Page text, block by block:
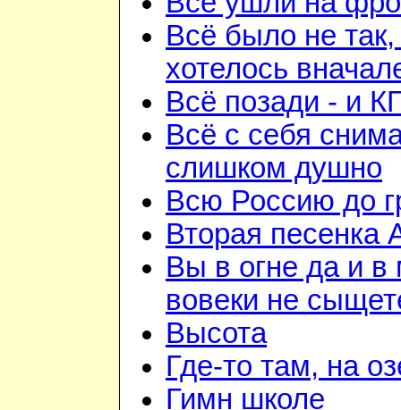
Всё было не так,
хотелось
Всё позади - и
Всё с себя
слишком душно
Всю Россию до
Вторая песенка
Вы в огне да и в
вовеки не
Высота
Где-то там, на
Гимн школе